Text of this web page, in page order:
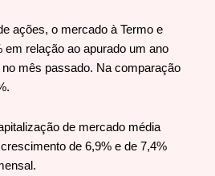
ações, o mercado à Termo e
em relação ao apurado um ano
mês passado. Na comparação
de mercado média
de 6,9% e de 7,4%